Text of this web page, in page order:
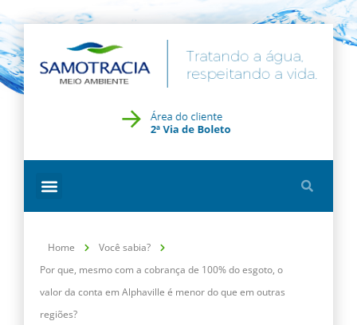
Home
Você sabia?
Por que, mesmo com a cobrança de 100% do esgoto, o
valor da conta em Alphaville é menor do que em outras
regiões?